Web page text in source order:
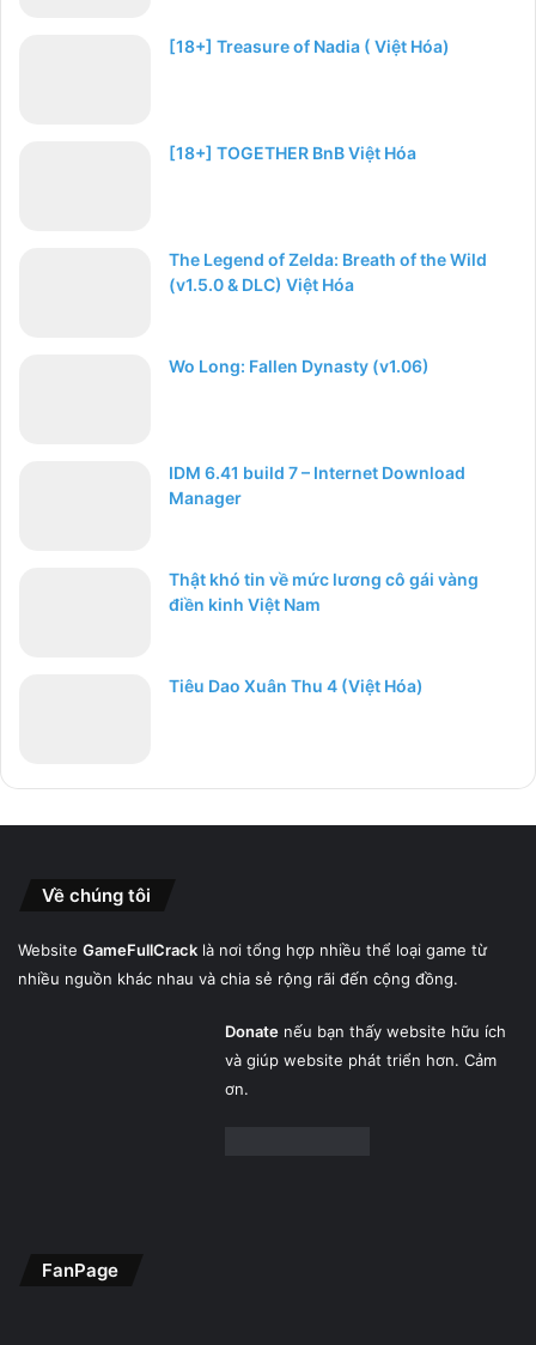
[18+] Treasure of Nadia ( Việt Hóa)
[18+] TOGETHER BnB Việt Hóa
The Legend of Zelda: Breath of the Wild
(v1.5.0 & DLC) Việt Hóa
Wo Long: Fallen Dynasty (v1.06)
IDM 6.41 build 7 – Internet Download
Manager
Thật khó tin về mức lương cô gái vàng
điền kinh Việt Nam
Tiêu Dao Xuân Thu 4 (Việt Hóa)
Về chúng tôi
Website GameFullCrack là nơi tổng hợp nhiều thể loại game từ
nhiều nguồn khác nhau và chia sẻ rộng rãi đến cộng đồng.
Donatenếu bạn thấy website hữu ích
và giúp website phát triển hơn. Cảm
ơn.
FanPage